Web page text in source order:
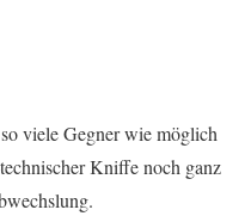
viele Gegner wie möglich
Kniffe noch ganz